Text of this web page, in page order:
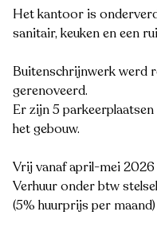
Het kantoor is
sanitair, keuken en een
Buitenschrijnwerk werd
gerenoveerd.
Er zijn 5
het gebouw.
Vrij vanaf april-mei 2026
Verhuur onder btw
(5% huurprijs per maand)